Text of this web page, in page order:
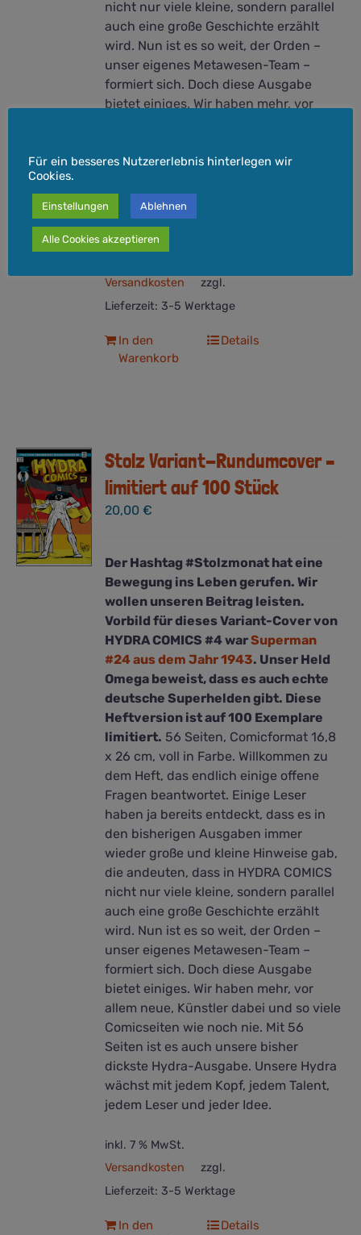
nicht nur viele kleine, sondern parallel
auch eine große Geschichte erzählt
wird. Nun ist es so weit, der Orden –
unser eigenes Metawesen-Team –
formiert sich. Doch diese Ausgabe
bietet einiges. Wir haben mehr, vor
Seiten ist es auch unsere bisher
wächst mit jedem Kopf, jedem Talent,
jedem Leser und jeder Idee.
zzgl.
Versandkosten
Lieferzeit: 3-5 Werktage
In den
Warenkorb
Details
Stolz Variant-Rundumcover –
limitiert auf 100 Stück
20,00€
Der Hashtag #Stolzmonat hat eine
Bewegung ins Leben gerufen. Wir
wollen unseren Beitrag leisten.
Vorbild für dieses Variant-Cover von
HYDRA COMICS #4 warSuperman
#24 aus dem Jahr 1943. Unser Held
Omega beweist, dass es auch echte
deutsche Superhelden gibt. Diese
Heftversion ist auf 100 Exemplare
limitiert. 56 Seiten, Comicformat 16,8
x 26 cm, voll in Farbe. Willkommen zu
dem Heft, das endlich einige offene
Fragen beantwortet. Einige Leser
haben ja bereits entdeckt, dass es in
den bisherigen Ausgaben immer
wieder große und kleine Hinweise gab,
die andeuten, dass in HYDRA COMICS
nicht nur viele kleine, sondern parallel
auch eine große Geschichte erzählt
wird. Nun ist es so weit, der Orden –
unser eigenes Metawesen-Team –
formiert sich. Doch diese Ausgabe
bietet einiges. Wir haben mehr, vor
allem neue, Künstler dabei und so viele
Comicseiten wie noch nie. Mit 56
Seiten ist es auch unsere bisher
dickste Hydra-Ausgabe. Unsere Hydra
wächst mit jedem Kopf, jedem Talent,
jedem Leser und jeder Idee.
inkl. 7 % MwSt.
zzgl.
Versandkosten
Lieferzeit: 3-5 Werktage
In den
Details
Für ein besseres Nutzererlebnis hinterlegen wir
Cookies.
Einstellungen Ablehnen
Alle Cookies akzeptieren